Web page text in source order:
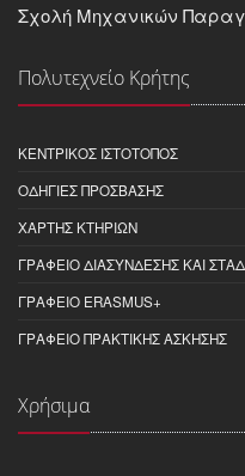
Σχολή Μηχανικών
Πολυτεχνείο Κρήτης
ΚΕΝΤΡΙΚΌΣ ΙΣΤΌΤΟΠΟΣ
ΟΔΗΓΊΕΣ ΠΡΌΣΒΑΣΗΣ
ΧΆΡΤΗΣ ΚΤΗΡΊΩΝ
ΓΡΑΦΕΊΟ ΔΙΑΣΎΝΔΕΣΗΣ ΚΑΙ
ΓΡΑΦΕΊΟ ERASMUS+
ΓΡΑΦΕΊΟ ΠΡΑΚΤΙΚΉΣ ΆΣΚΗΣΗΣ
Χρήσιμα